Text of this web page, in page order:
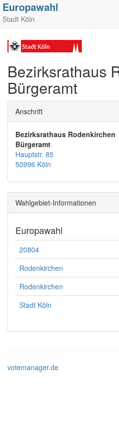
Europawahl
Stadt Köln
Bezirksrathaus
Bürgeramt
Anschrift
Bezirksrathaus Rodenkirchen
Bürgeramt
Hauptstr. 85
50996 Köln
Wahlgebiet-Informationen
Europawahl
20804
Rodenkirchen
Rodenkirchen
Stadt Köln
votemanager.de